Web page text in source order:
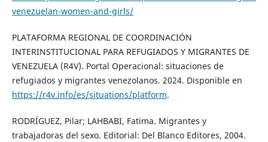
venezuelan-women-and-girls/
PLATAFORMA REGIONAL DE COORDINACIÓN
INTERINSTITUCIONAL PARA REFUGIADOS Y MIGRANTES DE
VENEZUELA (R4V). Portal Operacional: situaciones de
refugiados y migrantes venezolanos. 2024. Disponible en
https://r4v.info/es/situations/platform.
RODRÍGUEZ, Pilar; LAHBABI, Fatima. Migrantes y
trabajadoras del sexo. Editorial: Del Blanco Editores, 2004.